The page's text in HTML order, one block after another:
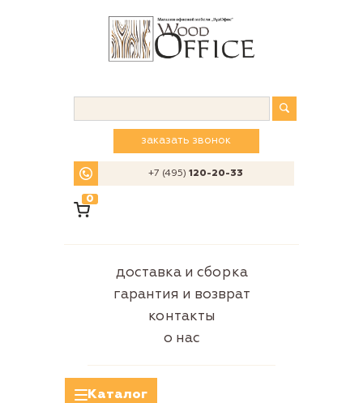
заказать звонок
+7 (495)120-20-33
0
доставка и сборка
гарантия и возврат
контакты
о нас
Каталог